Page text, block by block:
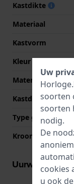
Kastdikte
Materiaal
Kastvorm
Kleur kast
Materiaal
Kastdeksel
Type glas
Kroon
Uurwerk
Uw
soorten
soorten
nodig.
De
cookies
u ook